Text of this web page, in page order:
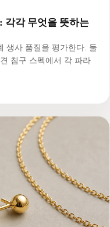
각각 무엇을 뜻하는
생사 품질을 평가한다. 둘
침구 스펙에서 각 파라